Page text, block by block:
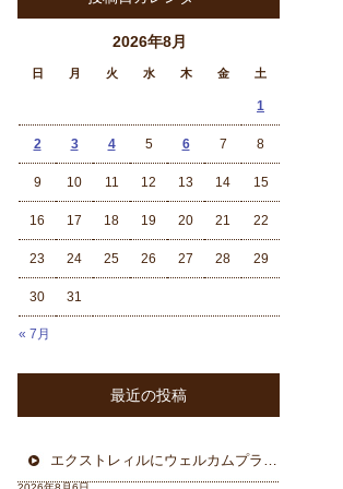
2026年8月
日 月 火 水 木 金 土
« 7月
1
2 3 4 5 6 7 8
9 10 11 12 13 14 15
16 17 18 19 20 21 22
23 24 25 26 27 28 29
30 31
最近の投稿
エクストレィルにウェルカムプラン フォーカル三重県から